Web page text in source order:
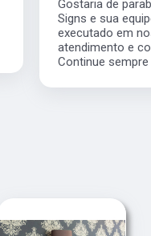
Gostaria de
Signs e sua
executado em
atendimento e
Continue